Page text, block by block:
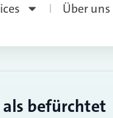
Über uns
als befürchtet